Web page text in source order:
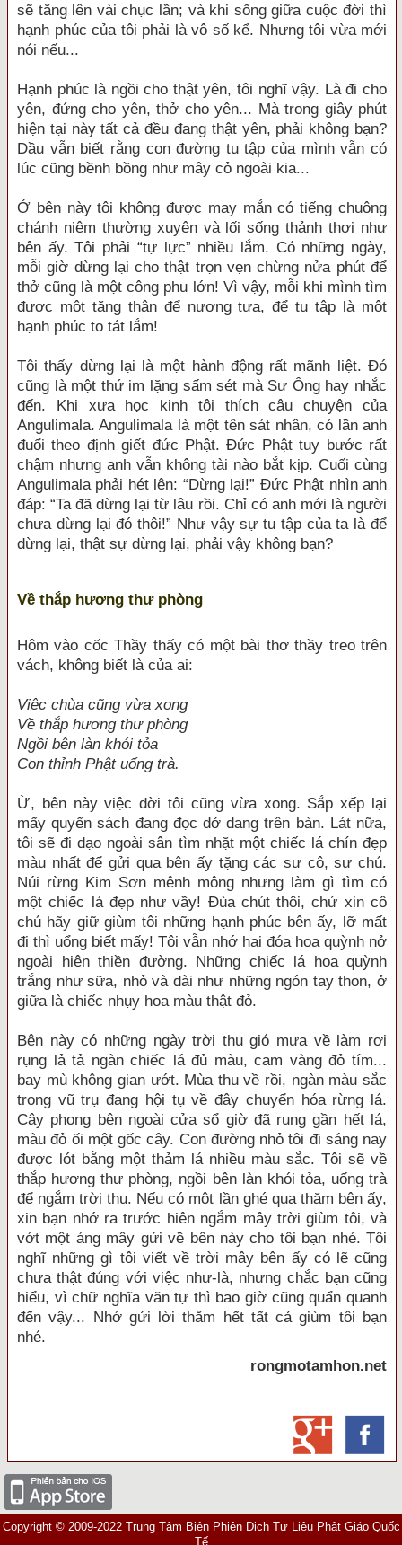
sẽ tăng lên vài chục lần; và khi sống giữa cuộc đời thì
hạnh phúc của tôi phải là vô số kể. Nhưng tôi vừa mới
nói nếu...
Hạnh phúc là ngồi cho thật yên, tôi nghĩ vậy. Là đi cho
yên, đứng cho yên, thở cho yên... Mà trong giây phút
hiện tại này tất cả đều đang thật yên, phải không bạn?
Dầu vẫn biết rằng con đường tu tập của mình vẫn có
lúc cũng bềnh bồng như mây cỏ ngoài kia...
Ở bên này tôi không được may mắn có tiếng chuông
chánh niệm thường xuyên và lối sống thảnh thơi như
bên ấy. Tôi phải “tự lực” nhiều lắm. Có những ngày,
mỗi giờ dừng lại cho thật trọn vẹn chừng nửa phút để
thở cũng là một công phu lớn! Vì vậy, mỗi khi mình tìm
được một tăng thân để nương tựa, để tu tập là một
hạnh phúc to tát lắm!
Tôi thấy dừng lại là một hành động rất mãnh liệt. Đó
cũng là một thứ im lặng sấm sét mà Sư Ông hay nhắc
đến. Khi xưa học kinh tôi thích câu chuyện của
Angulimala. Angulimala là một tên sát nhân, có lần anh
đuổi theo định giết đức Phật. Đức Phật tuy bước rất
chậm nhưng anh vẫn không tài nào bắt kịp. Cuối cùng
Angulimala phải hét lên: “Dừng lại!” Đức Phật nhìn anh
đáp: “Ta đã dừng lại từ lâu rồi. Chỉ có anh mới là người
chưa dừng lại đó thôi!” Như vậy sự tu tập của ta là để
dừng lại, thật sự dừng lại, phải vậy không bạn?
Về thắp hương thư phòng
Hôm vào cốc Thầy thấy có một bài thơ thầy treo trên
vách, không biết là của ai:
Việc chùa cũng vừa xong
Về thắp hương thư phòng
Ngồi bên làn khói tỏa
Con thỉnh Phật uống trà.
Ừ, bên này việc đời tôi cũng vừa xong. Sắp xếp lại
mấy quyển sách đang đọc dở dang trên bàn. Lát nữa,
tôi sẽ đi dạo ngoài sân tìm nhặt một chiếc lá chín đẹp
màu nhất để gửi qua bên ấy tặng các sư cô, sư chú.
Núi rừng Kim Sơn mênh mông nhưng làm gì tìm có
một chiếc lá đẹp như vầy! Đùa chút thôi, chứ xin cô
chú hãy giữ giùm tôi những hạnh phúc bên ấy, lỡ mất
đi thì uổng biết mấy! Tôi vẫn nhớ hai đóa hoa quỳnh nở
ngoài hiên thiền đường. Những chiếc lá hoa quỳnh
trắng như sữa, nhỏ và dài như những ngón tay thon, ở
giữa là chiếc nhụy hoa màu thật đỏ.
Bên này có những ngày trời thu gió mưa về làm rơi
rụng lả tả ngàn chiếc lá đủ màu, cam vàng đỏ tím...
bay mù không gian ướt. Mùa thu về rồi, ngàn màu sắc
trong vũ trụ đang hội tụ về đây chuyển hóa rừng lá.
Cây phong bên ngoài cửa sổ giờ đã rụng gần hết lá,
màu đỏ ối một gốc cây. Con đường nhỏ tôi đi sáng nay
được lót bằng một thảm lá nhiều màu sắc. Tôi sẽ về
thắp hương thư phòng, ngồi bên làn khói tỏa, uống trà
để ngắm trời thu. Nếu có một lần ghé qua thăm bên ấy,
xin bạn nhớ ra trước hiên ngắm mây trời giùm tôi, và
vớt một áng mây gửi về bên này cho tôi bạn nhé. Tôi
nghĩ những gì tôi viết về trời mây bên ấy có lẽ cũng
chưa thật đúng với việc như-là, nhưng chắc bạn cũng
hiểu, vì chữ nghĩa văn tự thì bao giờ cũng quẩn quanh
đến vậy... Nhớ gửi lời thăm hết tất cả giùm tôi bạn
nhé.
rongmotamhon.net
Copyright © 2009-2022 Trung Tâm Biên Phiên Dịch Tư Liệu Phật Giáo Quốc
Tế